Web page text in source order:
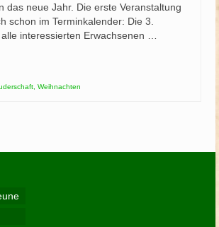
das neue Jahr. Die erste Veranstaltung
schon im Terminkalender: Die 3.
interessierten Erwachsenen …
Weihnachten